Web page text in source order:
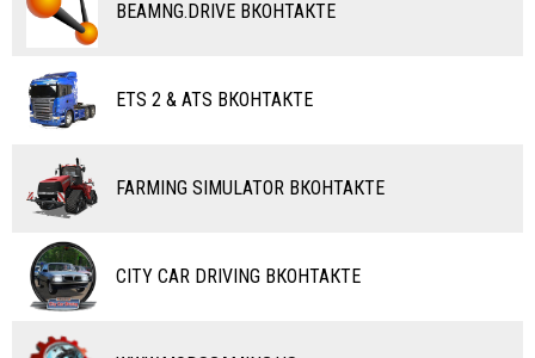
ВОДНЫЙ ТРАНСПОРТ
САМОЛЕТЫ
RC ТРАНСПОРТ
КАРТЫ
ЧИТЫ
ПРОГРАММЫ
BEAMNG.DRIVE ВКОНТАКТЕ
ETS 2 & ATS ВКОНТАКТЕ
FARMING SIMULATOR ВКОНТАКТЕ
CITY CAR DRIVING ВКОНТАКТЕ